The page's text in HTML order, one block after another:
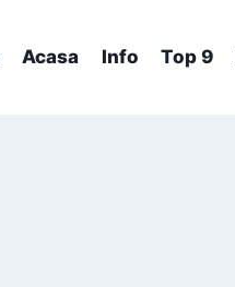
Acasa Info Top 9